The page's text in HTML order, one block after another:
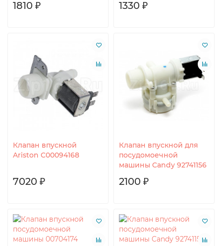
1810 ₽ 1330 ₽
Клапан впускной
Ariston C00094168
7020 ₽
Клапан впускной для
посудомоечной
машины Candy 92741156
2100 ₽